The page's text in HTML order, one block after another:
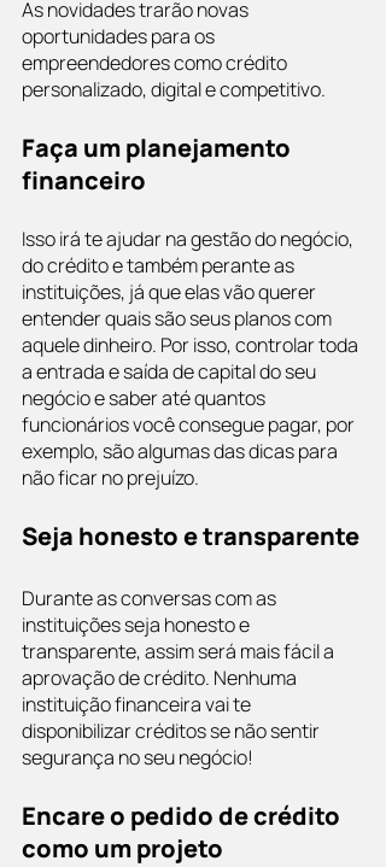
As novidades trarão novas
oportunidades para os
empreendedores como crédito
personalizado, digital e competitivo.
Faça um planejamento
financeiro
Isso irá te ajudar na gestão do negócio,
do crédito e também perante as
instituições, já que elas vão querer
entender quais são seus planos com
aquele dinheiro. Por isso, controlar toda
a entrada e saída de capital do seu
negócio e saber até quantos
funcionários você consegue pagar, por
exemplo, são algumas das dicas para
não ficar no prejuízo.
Seja honesto e transparente
Durante as conversas com as
instituições seja honesto e
transparente, assim será mais fácil a
aprovação de crédito. Nenhuma
instituição financeira vai te
disponibilizar créditos se não sentir
segurança no seu negócio!
Encare o pedido de crédito
como um projeto